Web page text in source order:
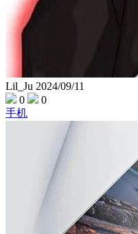
Lil_Ju 2024/09/11
0
0
手机